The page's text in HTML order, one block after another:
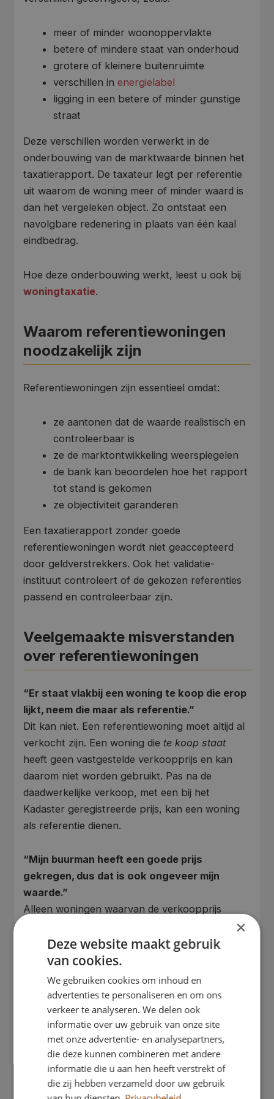
meer of minder woonoppervlakte
betere of mindere staat van onderhoud
grotere of kleinere buitenruimte
verschillen in energielabel
ligging in een betere of minder gunstige
straat
Deze verschillen worden verwerkt in de
onderbouwing van de marktwaarde binnen het
taxatierapport. De taxateur legt per referentie
uit waarom de woning meer of minder waard is
dan het vergeleken object. Zo ontstaat een
navolgbare redenering in plaats van één kaal
eindbedrag.
Hoe deze onderbouwing werkt, leest u ook bij
woningtaxatie.
Waarom referentiewoningen
noodzakelijk zijn
Referentiewoningen zijn essentieel omdat:
ze aantonen dat de waarde realistisch en
controleerbaar is
ze de marktontwikkeling weerspiegelen
de bank kan beoordelen hoe het rapport
tot stand is gekomen
ze objectiviteit garanderen
Een taxatierapport zonder goede
referentiewoningen wordt niet geaccepteerd
door geldverstrekkers. Ook het validatie-
instituut controleert of de gekozen referenties
passend en controleerbaar zijn.
Veelgemaakte misverstanden
over referentiewoningen
“Er staat vlakbij een woning te koop die erop
lijkt, neem die maar als referentie.”
Dit kan niet. Een referentiewoning moet altijd al
verkocht zijn. Een woning die te koop staat
heeft geen vastgestelde verkoopprijs en kan
daarom niet worden gebruikt. Pas na de
daadwerkelijke verkoop, met een bij het
Kadaster geregistreerde prijs, kan een woning
als referentie dienen.
“Mijn buurman heeft een goede prijs
gekregen, dus dat is ook ongeveer mijn
waarde.”
Alleen woningen waarvan de verkoopprijs
mee. Een bedrag “van horen zeggen” is niet
controleerbaar en mag niet worden gebruikt.
Bovendien kan de woning van de buurman op
belangrijke punten verschillen.
“De taxateur kan toch gewoon een model
gebruiken?”
Een model of digitale waardebepaling kan
ondersteunend zijn, maar het bepaalt nooit de
marktwaarde. De taxateur moet altijd een
×
Deze website maakt gebruik
van cookies.
We gebruiken cookies om inhoud en
advertenties te personaliseren en om ons
verkeer te analyseren. We delen ook
informatie over uw gebruik van onze site
met onze advertentie- en analysepartners,
die deze kunnen combineren met andere
informatie die u aan hen heeft verstrekt of
die zij hebben verzameld door uw gebruik